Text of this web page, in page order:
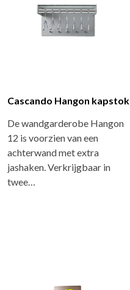
Cascando Hangon kapstok
De wandgarderobe Hangon
12 is voorzien van een
achterwand met extra
jashaken. Verkrijgbaar in
twee…